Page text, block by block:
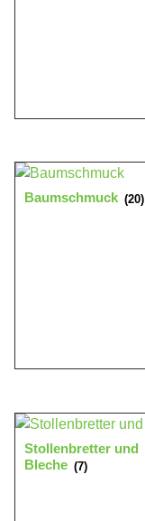
Baumschmuck (20)
Stollenbretter und
Bleche (7)